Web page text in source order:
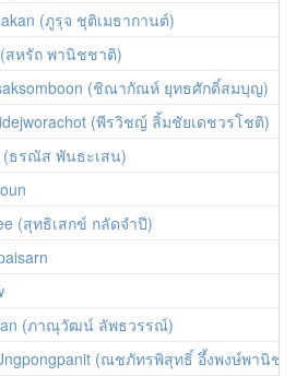
(ภูรุจ ชุติเมธากานต์)
(สหรัถ พานิชชาติ)
(ชิณากัณห์ ยุทธศักดิ์สมบุญ)
(พีรวิชญ์ ลิ้มชัยเดชวรโชติ)
(ธรณัส พันธะเสน)
(สุทธิเสกข์ กลัดจำปี)
(ภาณุวัฒน์ ลัพธวรรณ์)
(ณชภัทรพิสุทธิ์ อึ้งพงษ์พานิช)